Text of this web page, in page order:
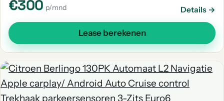
€300 p/mnd Details →
Lease berekenen